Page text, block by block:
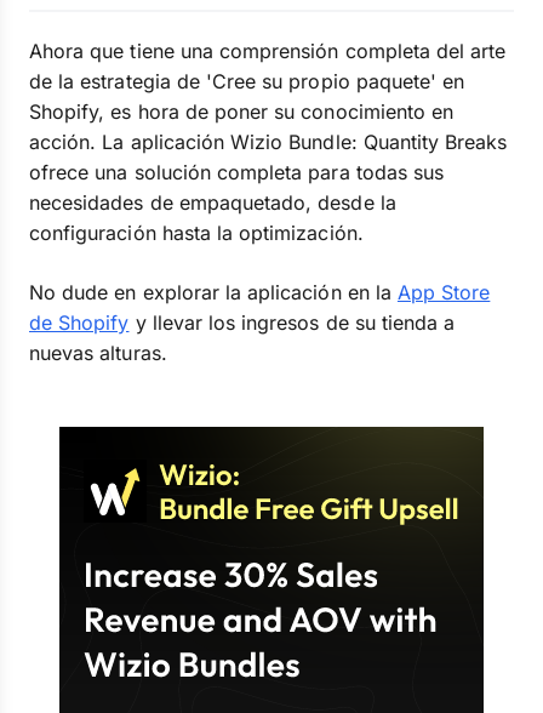
Ahora que tiene una comprensión completa del arte
de la estrategia de 'Cree su propio paquete' en
Shopify, es hora de poner su conocimiento en
acción. La aplicación Wizio Bundle: Quantity Breaks
ofrece una solución completa para todas sus
necesidades de empaquetado, desde la
configuración hasta la optimización.
No dude en explorar la aplicación en la App Store
de Shopify y llevar los ingresos de su tienda a
nuevas alturas.